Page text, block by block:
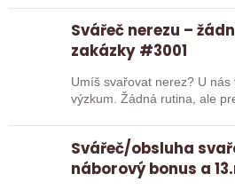
Svářeč nerezu –
zakázky #3001
Umíš svařovat nerez? U
výzkum. Žádná rutina, ale
Svářeč/obsluha
náborový bonus a